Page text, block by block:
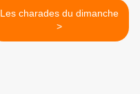
Les charades du dimanche
>